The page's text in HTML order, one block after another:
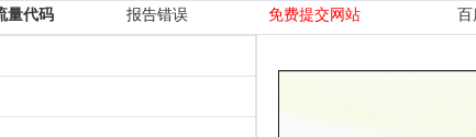
量代码 报告错误 免费提交网站 百